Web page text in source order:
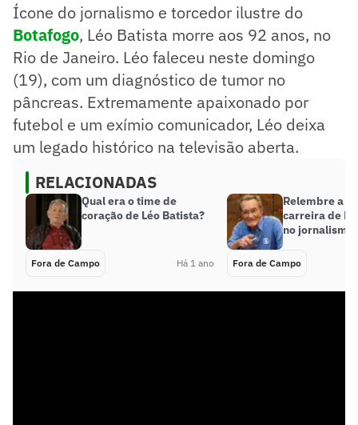
Ícone do jornalismo e torcedor ilustre do
Botafogo, Léo Batista morre aos 92 anos, no
Rio de Janeiro. Léo faleceu neste domingo
(19), com um diagnóstico de tumor no
pâncreas. Extremamente apaixonado por
futebol e um exímio comunicador, Léo deixa
um legado histórico na televisão aberta.
RELACIONADAS
Qual era o time de
coração de Léo Batista?
Fora de Campo Há 1 ano
Relembre a
carreira de
no jornalismo
Fora de Campo